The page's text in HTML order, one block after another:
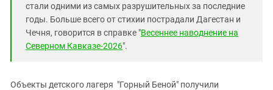
Южный Кавказ
ЮФО
стали одними из самых разрушительных за последние
годы. Больше всего от стихии пострадали Дагестан и
Чечня, говорится в справке "Весеннее наводнение на
Северном Кавказе-2026".
Объекты детского лагеря "Горный Беной" получили